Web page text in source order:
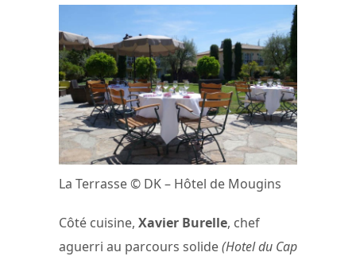
La Terrasse © DK – Hôtel de Mougins
Côté cuisine, Xavier Burelle, chef
aguerri au parcours solide(Hotel du Cap